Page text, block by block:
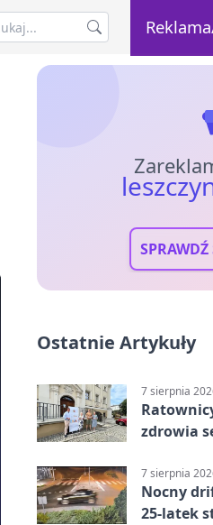
SPRAWDŹ
Ostatnie Artykuły
7 sierpnia
zdrowia
7 sierpnia
Nocny
25-latek